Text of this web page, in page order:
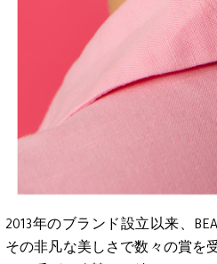
2013年のブランド設立以来、
その非凡な美しさで数々の賞を